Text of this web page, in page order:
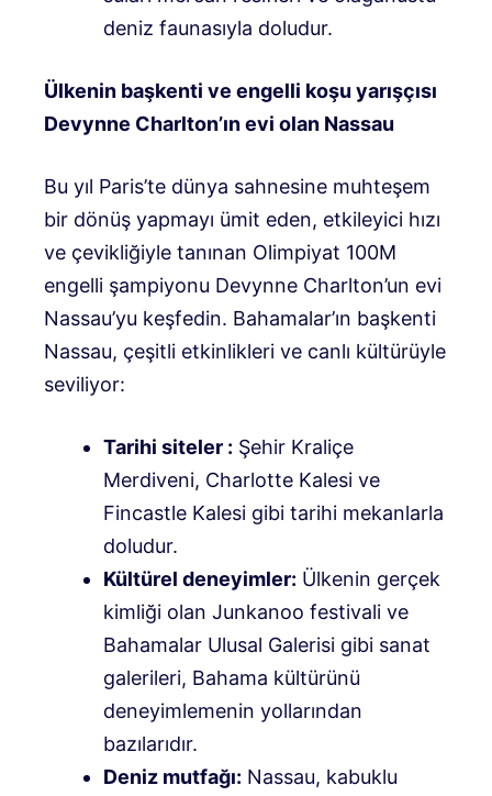
deniz faunasıyla doludur.
Ülkenin başkenti ve engelli koşu yarışçısı
Devynne Charlton’ın evi olan Nassau
Bu yıl Paris’te dünya sahnesine muhteşem
bir dönüş yapmayı ümit eden, etkileyici hızı
ve çevikliğiyle tanınan Olimpiyat 100M
engelli şampiyonu Devynne Charlton’un evi
Nassau’yu keşfedin. Bahamalar’ın başkenti
Nassau, çeşitli etkinlikleri ve canlı kültürüyle
seviliyor:
Tarihi siteler : Şehir Kraliçe
Merdiveni, Charlotte Kalesi ve
Fincastle Kalesi gibi tarihi mekanlarla
doludur.
Kültürel deneyimler: Ülkenin gerçek
kimliği olan Junkanoo festivali ve
Bahamalar Ulusal Galerisi gibi sanat
galerileri, Bahama kültürünü
deneyimlemenin yollarından
bazılarıdır.
Deniz mutfağı: Nassau, kabuklu